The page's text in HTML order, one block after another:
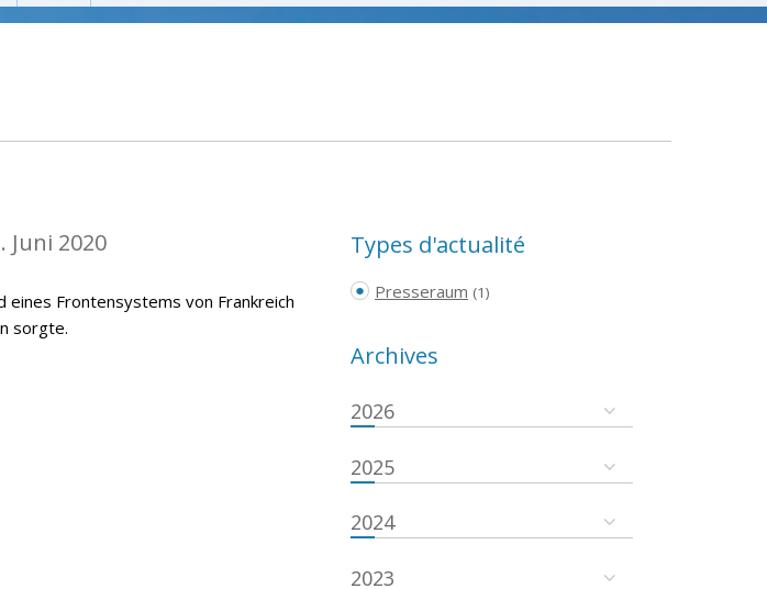
Juni 2020
eines Frontensystems von Frankreich
sorgte.
Types d'actualité
Presseraum (1)
Archives
2026
2025
2024
2023